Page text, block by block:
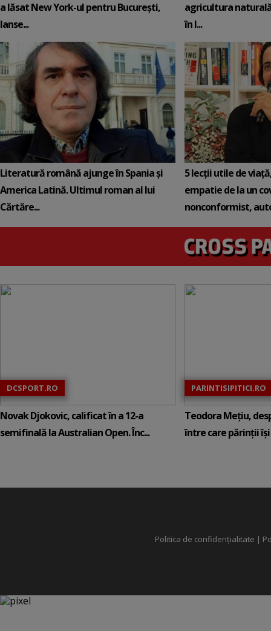
a lăsat New York-ul pentru București,
lanse...
agricultura
în l...
Literatură română ajunge în Spania și
America Latină. Ultimul roman al lui
Cărtăre...
5 lecții utile de
empatie de la un
nonconformist,
DCSPORT.RO
Novak Djokovic, calificat în a 12-a
semifinală la Australian Open. Înc...
PARINTISIPITICI.RO
Teodora Mețiu,
între care părinții își
Politica de confidențialitate |